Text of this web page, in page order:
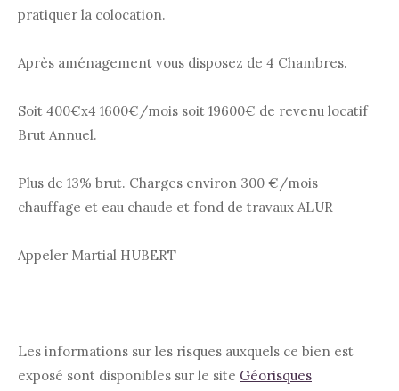
pratiquer la colocation.
Après aménagement vous disposez de 4 Chambres.
Soit 400€x4 1600€/mois soit 19600€ de revenu locatif
Brut Annuel.
Plus de 13% brut. Charges environ 300 €/mois
chauffage et eau chaude et fond de travaux ALUR
Appeler Martial HUBERT
Les informations sur les risques auxquels ce bien est
exposé sont disponibles sur le site Géorisques